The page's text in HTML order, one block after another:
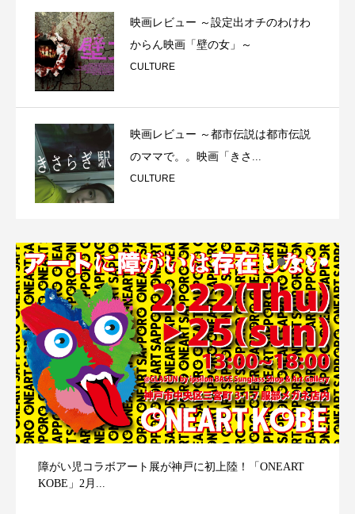
映画レビュー ～設定出オチのわけわ
からん映画「壁の女」～
CULTURE
映画レビュー ～都市伝説は都市伝説
のママで。。映画「きさ...
CULTURE
障がい児コラボアート展が神戸に初上陸！「ONEART
KOBE」2月...